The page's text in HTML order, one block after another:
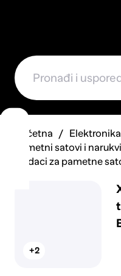
Početna
Elektronika
Pametni satovi i
Dodaci za pametne
+2